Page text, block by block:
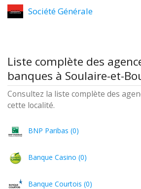
Société Générale
Liste complète des
banques à Soulaire-et-
Consultez la liste complète des
cette localité.
BNP Paribas (0)
Banque Casino (0)
Banque Courtois (0)